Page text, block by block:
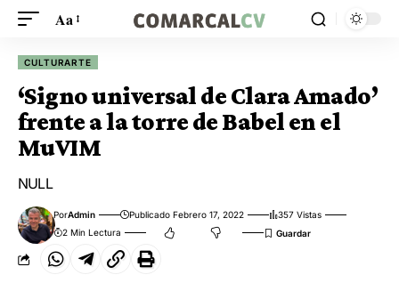
Aa
CULTURARTE
‘Signo universal de Clara Amado’
frente a la torre de Babel en el
MuVIM
NULL
PorAdmin Publicado Febrero 17, 2022
357 Vistas
2 Min Lectura